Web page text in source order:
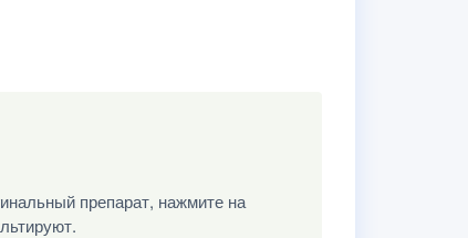
препарат, нажмите на